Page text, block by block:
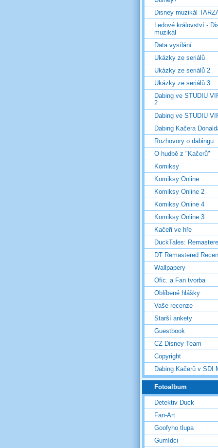
Disney muzikál
Ledové království -
muzikál
Data vysílání
Ukázky ze seriálů
Ukázky ze seriálů 2
Ukázky ze seriálů 3
Dabing ve STUDIU
2
Dabing ve STUDIU
Dabing Kačera
Rozhovory o dabingu
O hudbě z "Kačerů"
Komiksy
Komiksy Online
Komiksy Online 2
Komiksy Online 4
Komiksy Online 3
Kačeři ve hře
DuckTales:
DT Remastered
Wallpapery
Ofic. a Fan tvorba
Oblíbené hlášky
Vaše recenze
Starší ankety
Guestbook
CZ Disney Team
Copyright
Dabing Kačerů v SDI
Fotoalbum
Detektiv Duck
Fan-Art
Goofyho tlupa
Gumídci